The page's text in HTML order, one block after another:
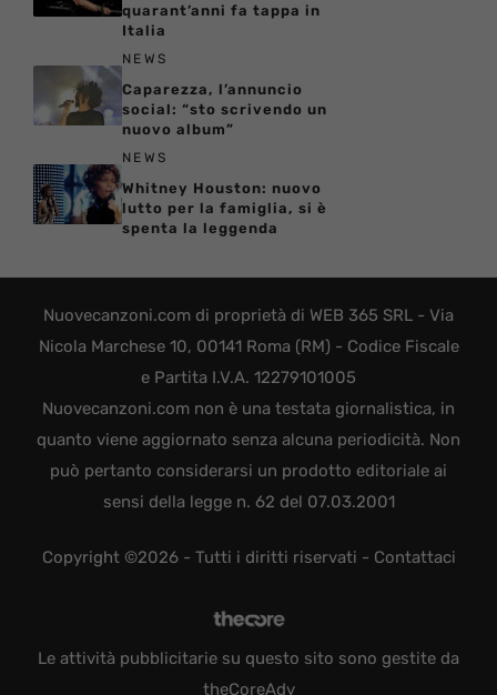
quarant’anni fa tappa in
Italia
NEWS
Caparezza, l’annuncio
social: “sto scrivendo un
nuovo album”
NEWS
Whitney Houston: nuovo
lutto per la famiglia, si è
spenta la leggenda
Nuovecanzoni.com di proprietà di WEB 365 SRL - Via
Nicola Marchese 10, 00141 Roma (RM) - Codice Fiscale
e Partita I.V.A. 12279101005
Nuovecanzoni.com non è una testata giornalistica, in
quanto viene aggiornato senza alcuna periodicità. Non
può pertanto considerarsi un prodotto editoriale ai
sensi della legge n. 62 del 07.03.2001
Copyright ©2026 - Tutti i diritti riservati - Contattaci
Le attività pubblicitarie su questo sito sono gestite da
theCoreAdv